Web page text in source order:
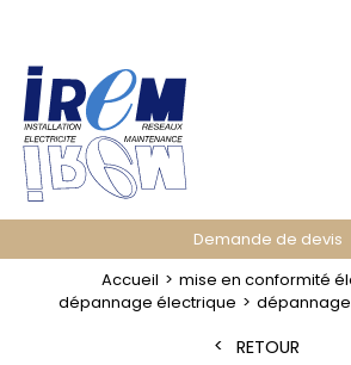
Demande de devis
Accueil
mise en conformité
dépannage électrique
RETOUR